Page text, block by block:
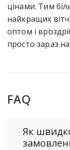
цінами. Тим
найкращих
оптом і
просто зараз
FAQ
Як